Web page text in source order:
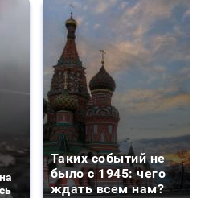
Таких событий не
было с 1945: чего
ждать всем нам?